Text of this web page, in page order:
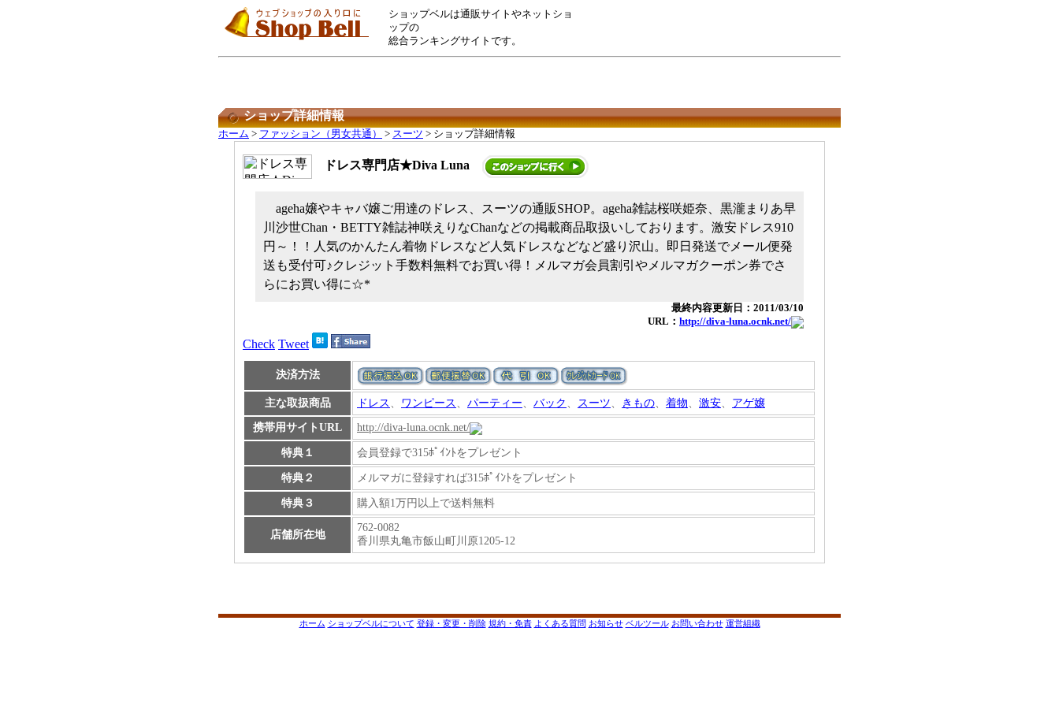
ショップベルは通販サイトやネットショ
ップの
総合ランキングサイトです。
ショップ詳細情報
ホーム > ファッション（男女共通） > スーツ > ショップ詳細情報
ドレス専門店★Diva Luna
ageha嬢やキャバ嬢ご用達のドレス、スーツの通販SHOP。ageha雑誌桜咲姫奈、黒瀧まりあ早
川沙世Chan・BETTY雑誌神咲えりなChanなどの掲載商品取扱いしております。激安ドレス910
円～！！人気のかんたん着物ドレスなど人気ドレスなどなど盛り沢山。即日発送でメール便発
送も受付可♪クレジット手数料無料でお買い得！メルマガ会員割引やメルマガクーポン券でさ
らにお買い得に☆*
最終内容更新日：2011/03/10
URL： http://diva-luna.ocnk.net/
Check Tweet
決済方法
主な取扱商品 ドレス 、 ワンピース 、 パーティー、 バック 、 スーツ、 きもの、 着物、 激安、 アゲ嬢
携帯用サイトURL http://diva-luna.ocnk.net/
特典１ 会員登録で315ﾎﾟｲﾝﾄをプレゼント
特典２ メルマガに登録すれば315ﾎﾟｲﾝﾄをプレゼント
特典３ 購入額1万円以上で送料無料
店舗所在地
762-0082
香川県丸亀市飯山町川原1205-12
ホーム ショップベルについて 登録・変更・削除 規約・免責 よくある質問 お知らせ ベルツール お問い合わせ 運営組織